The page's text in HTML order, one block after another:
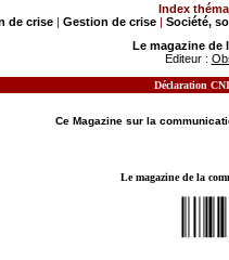
Index
de crise | Gestion de crise | Société,
Le magazine
Editeur :
Déclaration
Ce Magazine sur la
Le magazine de la